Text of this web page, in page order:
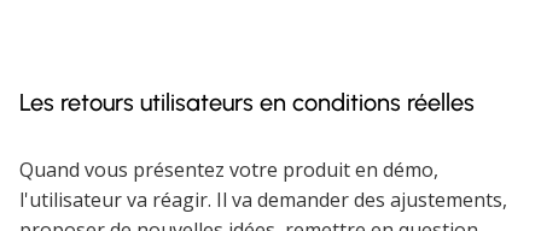
Les retours utilisateurs en conditions réelles
Quand vous présentez votre produit en démo,
l'utilisateur va réagir. Il va demander des ajustements,